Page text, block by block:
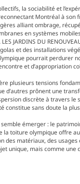
la sociabilité et
Montréal à son
alliant ombrage,
en systèmes
JARDINS DU
et des installations
pourrait perdurer
et d’appropriation
plusieurs tensions
d’autres prônent une
discrète à travers
constitue sans doute la
émerger : le
toiture olympique offre
matériaux, des
unique, mais comme